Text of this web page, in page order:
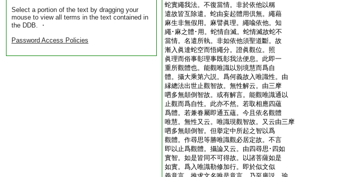
Select a portion of the text by dragging your
mouse to view all terms in the text contained in
the DDB. ・
Password Access Policies
蛇實繩我法。不復當情。非於依他以稱
遣故皆互除遣。蛇由妄起體用倶無。繩藉
麻生非無假用。麻譬眞理。繩喩依他。知
繩･麻之體･用。蛇情自滅。蛇情滅故蛇不
當情。名遣所執。非如依他須聖道斷。故
漸入眞達蛇空而悟繩分。證眞觀位。照
眞理而俗事彰理事既彰我法便息。此即一
重所觀體也。能觀唯識以別境慧而爲自
體。攝大乘第六説。爲何義故入唯識性。由
縁總法出世止觀智故。無性解云。由三摩
呬多無顛倒智故。或有解言。能觀唯識通以
止觀而爲自性。此亦不然。若取相應四蘊
爲體。若兼眷屬即通五蘊。今且依名觀體
唯慧。無性又云。唯識現觀智故。又云由三摩
呬多無顛倒智。但擧定中所起之智以爲
觀體。作尋思等勝唯識觀必居定故。不言
即以止爲觀體。攝論又云。由四尋思･四如
實智。如是皆同不可得故。以諸菩薩如是
如實。爲入唯識勒修加行。即於似文似